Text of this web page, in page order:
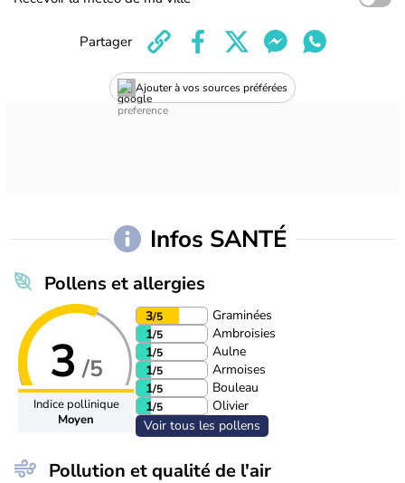
Ajouter à vos sources préférées
Partager
Infos SANTÉ
Pollens et allergies
3 /5
Indice pollinique
Moyen
3/5
Graminées
1/5
Ambroisies
1/5
Aulne
1/5
Armoises
1/5
Bouleau
1/5
Olivier
Voir tous les pollens
Pollution et qualité de l'air